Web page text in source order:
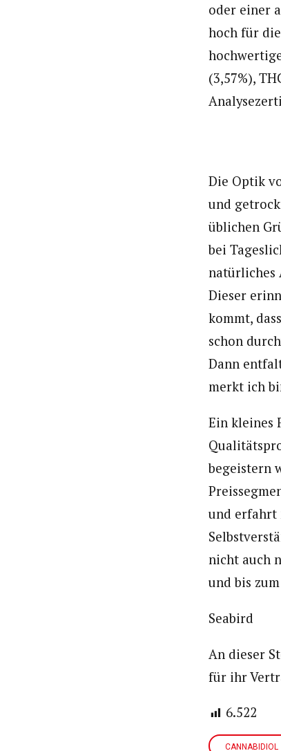
oder einer
hoch für
(3,57%),
Die Optik
und
üblichen
bei
natürliches
Dieser
kommt,
schon
Dann
merkt ich
Ein kleines
begeistern
und erfahrt
nicht auch
und bis
Seabird
An dieser
für ihr
6.522
CANNABIDIOL